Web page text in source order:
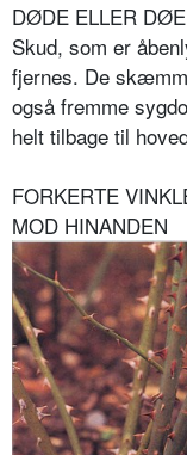
DØDE ELLER
Skud, som er
fjernes. De
også fremme
helt tilbage til
FORKERTE
MOD HINANDEN